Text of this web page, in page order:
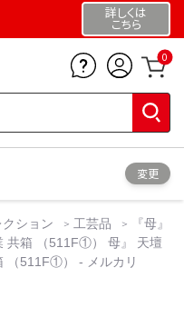
詳しくは
こちら
0
変更
ション 工芸品
『母』
共箱 （511F①） 母』 天壇
（511F①） - メルカリ